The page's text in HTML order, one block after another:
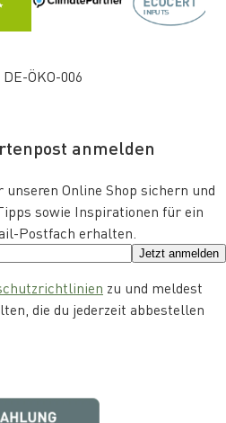
ÖKO-006
anmelden
Online Shop sichern und
sowie Inspirationen für ein
Postfach erhalten.
Jetzt anmelden
zu und meldest
die du jederzeit abbestellen